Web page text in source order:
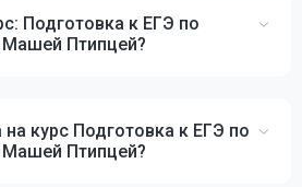
Подготовка к ЕГЭ по
Птипцей?
на курс Подготовка к ЕГЭ по
Птипцей?